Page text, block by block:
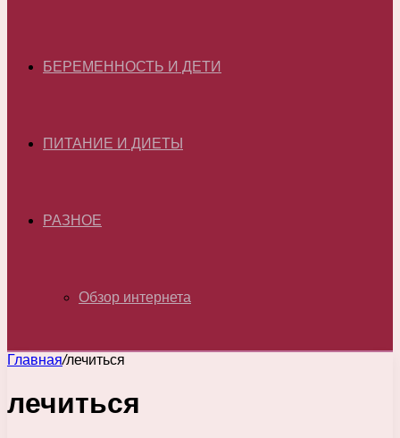
БЕРЕМЕННОСТЬ И ДЕТИ
ПИТАНИЕ И ДИЕТЫ
РАЗНОЕ
Обзор интернета
Главная/лечиться
лечиться